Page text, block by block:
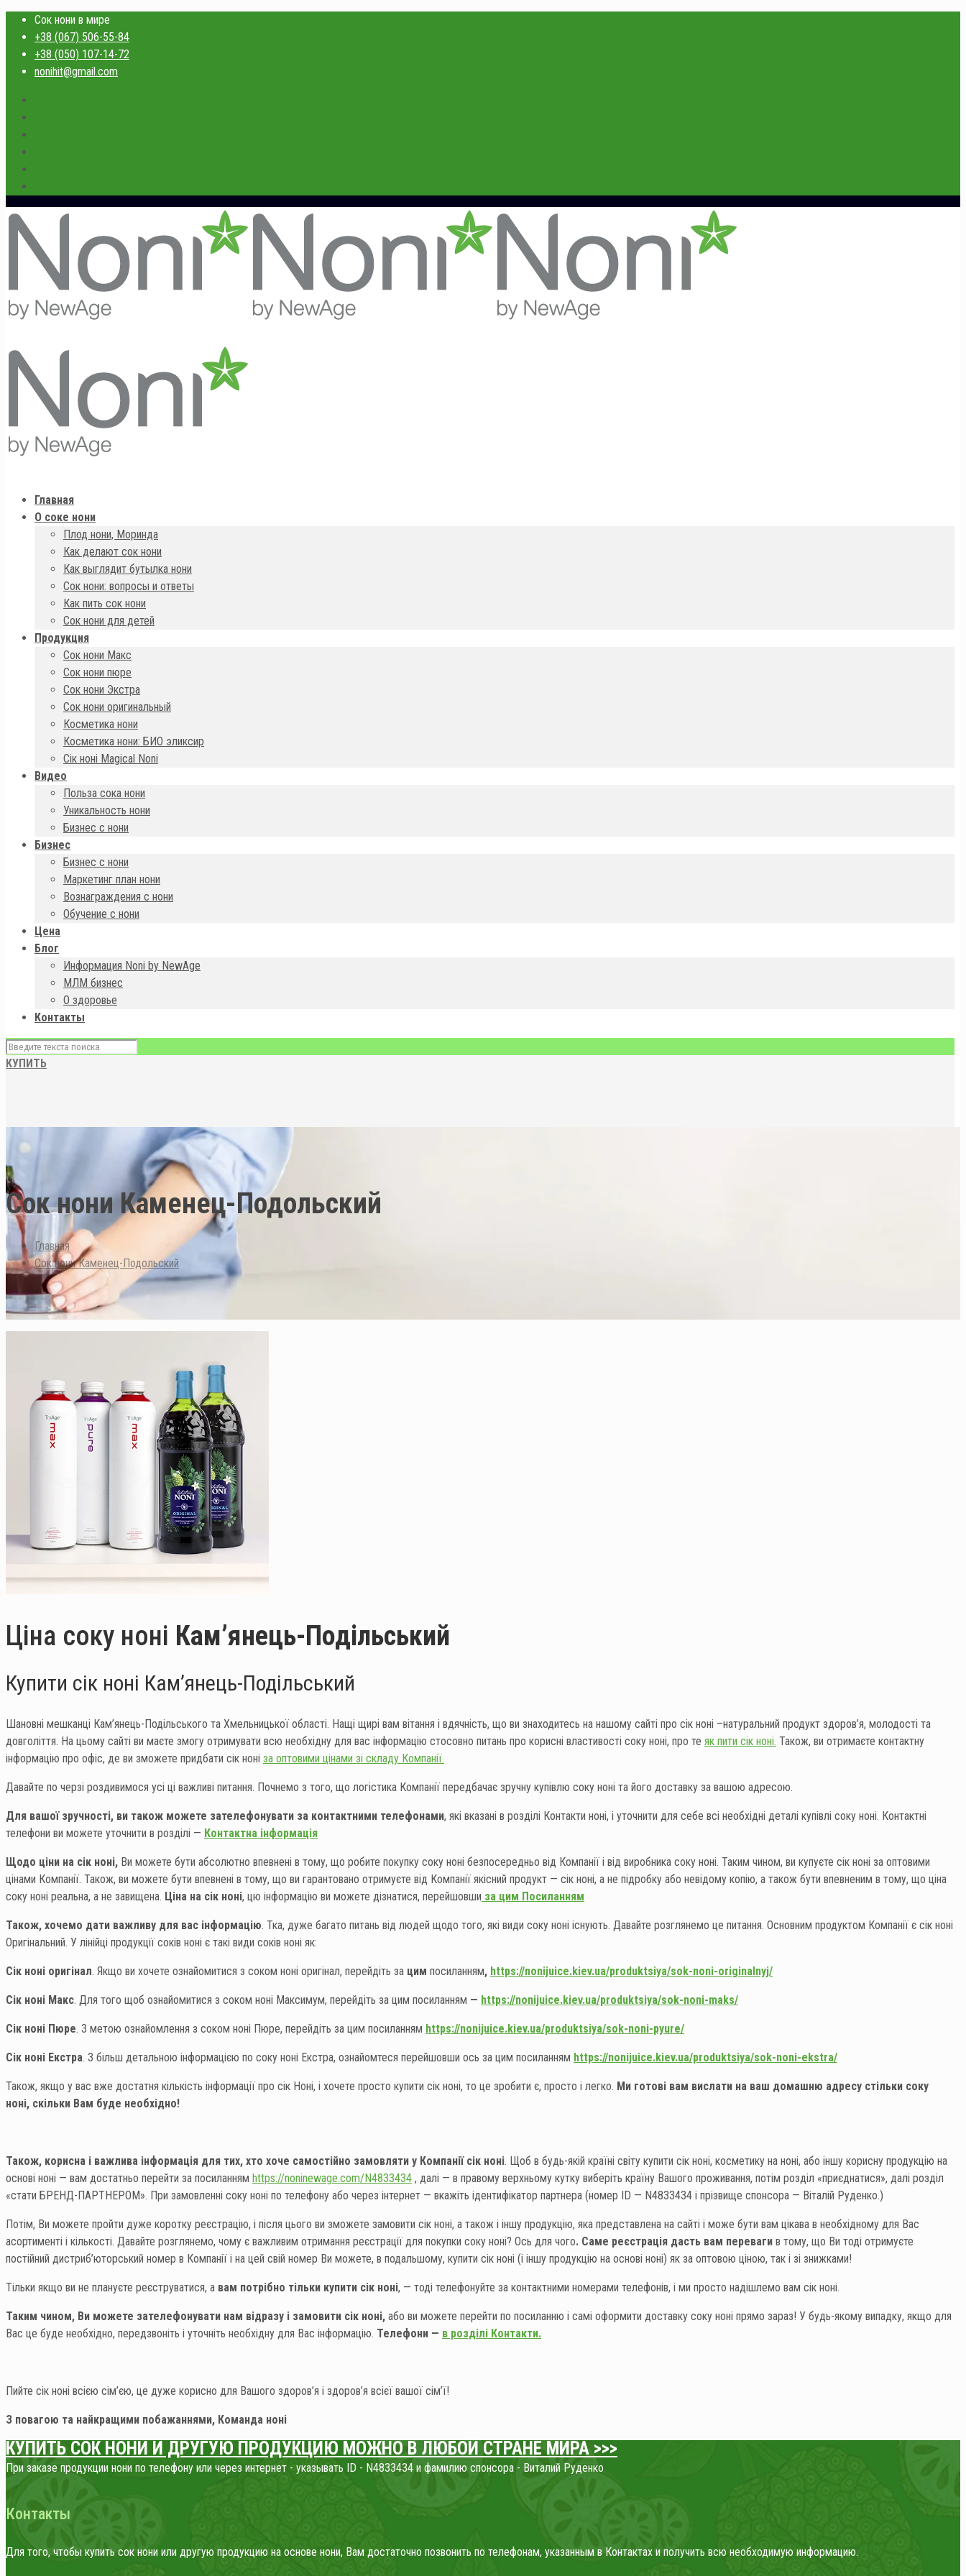
Сок нони в мире
+38 (067) 506-55-84
+38 (050) 107-14-72
nonihit@gmail.com
Главная
О соке нони
Плод нони, Моринда
Как делают сок нони
Как выглядит бутылка нони
Сок нони: вопросы и ответы
Как пить сок нони
Сок нони для детей
Продукция
Сок нони Макс
Сок нони пюре
Сок нони Экстра
Сок нони оригинальный
Косметика нони
Косметика нони: БИО эликсир
Сік ноні Magical Noni
Видео
Польза сока нони
Уникальность нони
Бизнес с нони
Бизнес
Бизнес с нони
Маркетинг план нони
Вознаграждения с нони
Обучение с нони
Цена
Блог
Информация Noni by NewAge
МЛМ бизнес
О здоровье
Контакты
КУПИТЬ
Сок нони Каменец-Подольский
Главная
Сок нони Каменец-Подольский
Ціна соку ноні Кам’янець-Подільський
Купити сік ноні Кам’янець-Подільський
Шановні мешканці Кам’янець-Подільського та Хмельницької області. Нащі щирі вам вітання і вдячність, що ви знаходитесь на нашому сайті про сік ноні –натуральний продукт здоров’я, молодості та
довголіття. На цьому сайті ви маєте змогу отримувати всю необхідну для вас інформацію стосовно питань про корисні властивості соку ноні, про те як пити сік ноні. Також, ви отримаєте контактну
інформацію про офіс, де ви зможете придбати сік ноні за оптовими цінами зі складу Компанії.
Давайте по черзі роздивимося усі ці важливі питання. Почнемо з того, що логістика Компанії передбачає зручну купівлю соку ноні та його доставку за вашою адресою.
Для вашої зручності, ви також можете зателефонувати за контактними телефонами, які вказані в розділі Контакти ноні, і уточнити для себе всі необхідні деталі купівлі соку ноні. Контактні
телефони ви можете уточнити в розділі — Контактна інформація
Щодо ціни на сік ноні, Ви можете бути абсолютно впевнені в тому, що робите покупку соку ноні безпосередньо від Компанії і від виробника соку ноні. Таким чином, ви купуєте сік ноні за оптовими
цінами Компанії. Також, ви можете бути впевнені в тому, що ви гарантовано отримуєте від Компанії якісний продукт — сік ноні, а не підробку або невідому копію, а також бути впевненим в тому, що ціна
соку ноні реальна, а не завищена. Ціна на сік ноні, цю інформацію ви можете дізнатися, перейшовши за цим Посиланням
Також, хочемо дати важливу для вас інформацію. Тка, дуже багато питань від людей щодо того, які види соку ноні існують. Давайте розглянемо це питання. Основним продуктом Компанії є сік ноні
Оригінальний. У лінійці продукції соків ноні є такі види соків ноні як:
Сік ноні оригінал. Якщо ви хочете ознайомитися з соком ноні оригінал, перейдіть за цим посиланням, https://nonijuice.kiev.ua/produktsiya/sok-noni-originalnyj/
Сік ноні Макс. Для того щоб ознайомитися з соком ноні Максимум, перейдіть за цим посиланням — https://nonijuice.kiev.ua/produktsiya/sok-noni-maks/
Сік ноні Пюре. З метою ознайомлення з соком ноні Пюре, перейдіть за цим посиланням https://nonijuice.kiev.ua/produktsiya/sok-noni-pyure/
Сік ноні Екстра. З більш детальною інформацією по соку ноні Екстра, ознайомтеся перейшовши ось за цим посиланням https://nonijuice.kiev.ua/produktsiya/sok-noni-ekstra/
Також, якщо у вас вже достатня кількість інформації про сік Ноні, і хочете просто купити сік ноні, то це зробити є, просто і легко. Ми готові вам вислати на ваш домашню адресу стільки соку
ноні, скільки Вам буде необхідно!
Також, корисна і важлива інформація для тих, хто хоче самостійно замовляти у Компанії сік ноні. Щоб в будь-якій країні світу купити сік ноні, косметику на ноні, або іншу корисну продукцію на
основі ноні — вам достатньо перейти за посиланням https://noninewage.com/N4833434 , далі — в правому верхньому кутку виберіть країну Вашого проживання, потім розділ «приєднатися», далі розділ
«стати БРЕНД-ПАРТНЕРОМ». При замовленні соку ноні по телефону або через інтернет — вкажіть ідентифікатор партнера (номер ID — N4833434 і прізвище спонсора — Віталій Руденко.)
Потім, Ви можете пройти дуже коротку реєстрацію, і після цього ви зможете замовити сік ноні, а також і іншу продукцію, яка представлена ​​на сайті і може бути вам цікава в необхідному для Вас
асортименті і кількості. Давайте розглянемо, чому є важливим отримання реєстрації для покупки соку ноні? Ось для чого. Саме реєстрація дасть вам переваги в тому, що Ви тоді отримуєте
постійний дистриб’юторський номер в Компанії і на цей свій номер Ви можете, в подальшому, купити сік ноні (і іншу продукцію на основі ноні) як за оптовою ціною, так і зі знижками!
Тільки якщо ви не плануєте реєструватися, а вам потрібно тільки купити сік ноні, — тоді телефонуйте за контактними номерами телефонів, і ми просто надішлемо вам сік ноні.
Таким чином, Ви можете зателефонувати нам відразу і замовити сік ноні, або ви можете перейти по посиланню і самі оформити доставку соку ноні прямо зараз! У будь-якому випадку, якщо для
Вас це буде необхідно, передзвоніть і уточніть необхідну для Вас інформацію. Телефони — в розділі Контакти.
Пийте сік ноні всією сім’єю, це дуже корисно для Вашого здоров’я і здоров’я всієї вашої сім’ї!
З повагою та найкращими побажаннями, Команда ноні
КУПИТЬ СОК НОНИ И ДРУГУЮ ПРОДУКЦИЮ МОЖНО В ЛЮБОЙ СТРАНЕ МИРА >>>
При заказе продукции нони по телефону или через интернет - указывать ID - N4833434 и фамилию спонсора - Виталий Руденко
Контакты
Для того, чтобы купить сок нони или другую продукцию на основе нони, Вам достаточно позвонить по телефонам, указанным в Контактах и получить всю необходимую информацию.